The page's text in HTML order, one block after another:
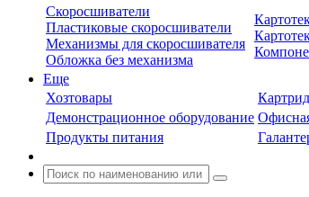
Скоросшиватели
Пластиковые скоросшиватели
Механизмы для скоросшивателя
Обложка без механизма
Еще
Хозтовары
Демонстрационное оборудование
Продукты питания